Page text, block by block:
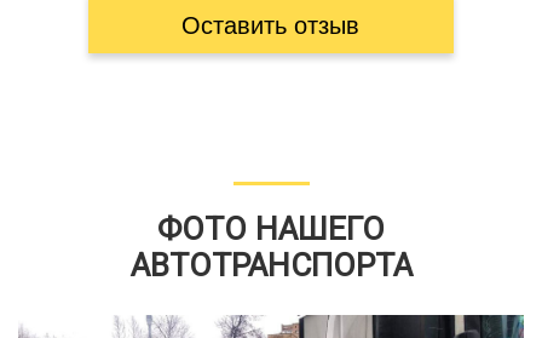
Оставить отзыв
ФОТО НАШЕГО
АВТОТРАНСПОРТА